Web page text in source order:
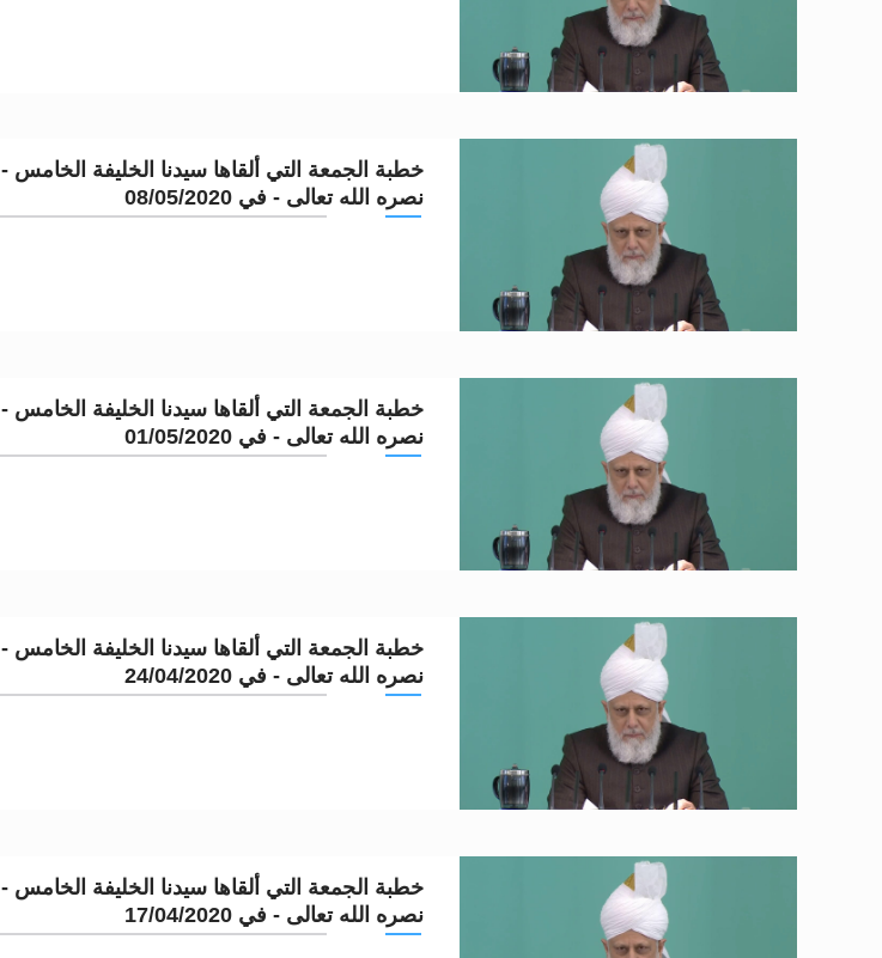
خطبة الجمعة التي ألقاها سيدنا الخليفة الخامس -
نصره الله تعالى - في 08/05/2020
خطبة الجمعة التي ألقاها سيدنا الخليفة الخامس -
نصره الله تعالى - في 01/05/2020
خطبة الجمعة التي ألقاها سيدنا الخليفة الخامس -
نصره الله تعالى - في 24/04/2020
خطبة الجمعة التي ألقاها سيدنا الخليفة الخامس -
نصره الله تعالى - في 17/04/2020